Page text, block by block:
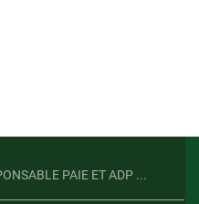
PAIE ET ADP ...